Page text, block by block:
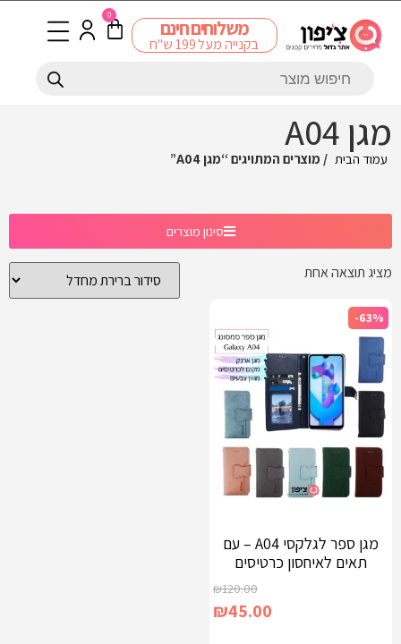
משלוחים חינם
בקנייה מעל 199 ש"ח
0
מגן A04
עמוד הבית / מוצרים המתויגים “מגן A04”
סינון מוצרים
מציג תוצאה אחת
-63%
מגן ספר לגלקסי A04 – עם
תאים לאיחסון כרטיסים
₪120.00
₪45.00